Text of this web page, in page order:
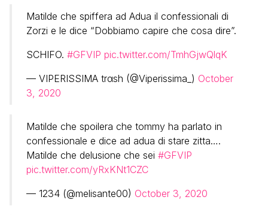
Matilde che spiffera ad Adua il confessionali di
Zorzi e le dice “Dobbiamo capire che cosa dire”.
SCHIFO. #GFVIP pic.twitter.com/TmhGjwQlqK
— VIPERISSIMA trαsh (@Viperissima_) October
3, 2020
Matilde che spoilera che tommy ha parlato in
confessionale e dice ad adua di stare zitta….
Matilde che delusione che sei #GFVIP
pic.twitter.com/yRxKNt1CZC
— 1234 (@melisante00) October 3, 2020